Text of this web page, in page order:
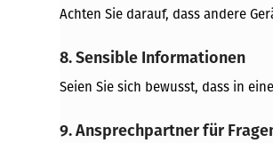
Achten Sie darauf, dass andere
8. Sensible Informationen
Seien Sie sich bewusst, dass in
9. Ansprechpartner für